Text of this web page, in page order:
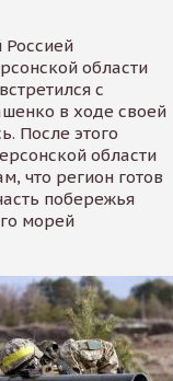
Россией
области
с
в ходе своей
После этого
области
что регион готов
побережья
морей